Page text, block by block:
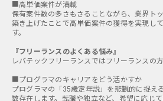
■高単価案件が満載
保有案件数の多さもさることながら、業界ト
築き上げたことで高単価案件の獲得を実現し
す。
『フリーランスのよくある悩み』
レバテックフリーランスではフリーランスの
■プログラマのキャリアをどう活かすか
プログラマの「35歳定年説」を悲観的に捉え
数存在します。転職や独立など、希望に応じ